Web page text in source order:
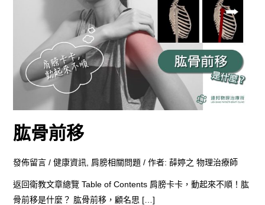
肱骨前移
發佈留言 / 健康資訊 肩膀相關問題/ 作者: 薛婷之 物理治療師
返回衛教文章總覽 Table of Contents 肩膀卡卡，動起來不順！肱
骨前移是什麼？ 肱骨前移，顧名思 […]